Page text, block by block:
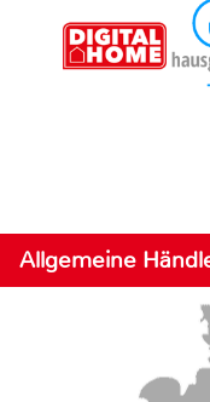
Allgemeine